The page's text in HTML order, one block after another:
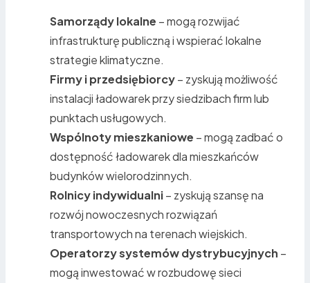
Samorządy lokalne – mogą rozwijać
infrastrukturę publiczną i wspierać lokalne
strategie klimatyczne.
Firmy i przedsiębiorcy– zyskują możliwość
instalacji ładowarek przy siedzibach firm lub
punktach usługowych.
Wspólnoty mieszkaniowe – mogą zadbać o
dostępność ładowarek dla mieszkańców
budynków wielorodzinnych.
Rolnicy indywidualni– zyskują szansę na
rozwój nowoczesnych rozwiązań
transportowych na terenach wiejskich.
Operatorzy systemów dystrybucyjnych –
mogą inwestować w rozbudowę sieci